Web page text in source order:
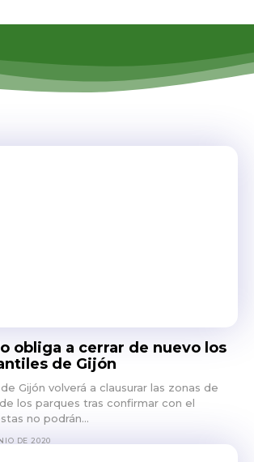
obliga a cerrar de nuevo los
de Gijón
Gijón volverá a clausurar las zonas de
los parques tras confirmar con el
no podrán...
DE 2020